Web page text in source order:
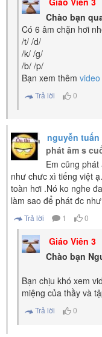
Chào bạn
Có 6 âm chặn hơi
/t/ /d/
/k/ /g/
/b/ /p/
Bạn xem thêm
Trả lời 0
nguyễn tuấn
phát âm s
Em cũng
như chưc xì tiếng việt
toàn hơi .Nó ko nghe
làm sao để phát đc
Trả lời 1 0
Giáo Viên 3
Chào bạn
Bạn chịu khó xem
miệng của thầy và
Trả lời 0